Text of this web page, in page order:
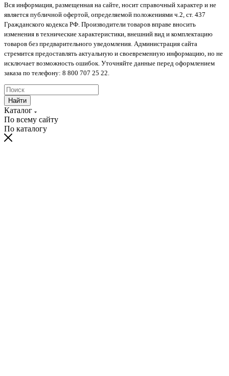
Вся информация, размещенная на сайте, носит справочный характер и не
является публичной офертой, определяемой положениями ч.2, ст. 437
Гражданского кодекса РФ. Производители товаров вправе вносить
изменения в технические характеристики, внешний вид и комплектацию
товаров без предварительного уведомления. Администрация сайта
стремится предоставлять актуальную и своевременную информацию, но не
исключает возможность ошибок. Уточняйте данные перед оформлением
заказа по телефону: 8 800 707 25 22.
Найти
Каталог
По всему сайту
По каталогу